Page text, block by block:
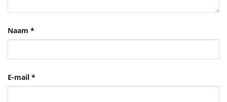
Naam *
E-mail *